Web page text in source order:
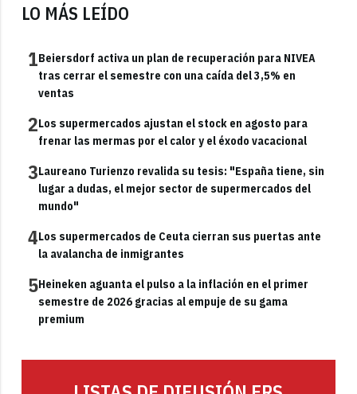
LO MÁS LEÍDO
1Beiersdorf activa un plan de recuperación para NIVEA
tras cerrar el semestre con una caída del 3,5% en
ventas
2Los supermercados ajustan el stock en agosto para
frenar las mermas por el calor y el éxodo vacacional
3Laureano Turienzo revalida su tesis: "España tiene, sin
lugar a dudas, el mejor sector de supermercados del
mundo"
4Los supermercados de Ceuta cierran sus puertas ante
la avalancha de inmigrantes
5Heineken aguanta el pulso a la inflación en el primer
semestre de 2026 gracias al empuje de su gama
premium